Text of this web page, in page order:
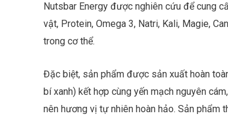
Nutsbar Energy được nghiên cứu để cung
vật, Protein, Omega 3, Natri, Kali, Magie,
trong cơ thể.
Đặc biệt, sản phẩm được sản xuất hoàn
bí xanh) kết hợp cùng yến mạch nguyên
nên hương vị tự nhiên hoàn hảo. Sản phẩm